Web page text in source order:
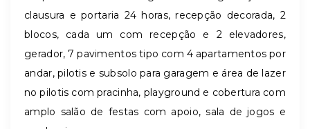
clausura e portaria 24 horas, recepção decorada, 2
blocos, cada um com recepção e 2 elevadores,
gerador, 7 pavimentos tipo com 4 apartamentos por
andar, pilotis e subsolo para garagem e área de lazer
no pilotis com pracinha, playground e cobertura com
amplo salão de festas com apoio, sala de jogos e